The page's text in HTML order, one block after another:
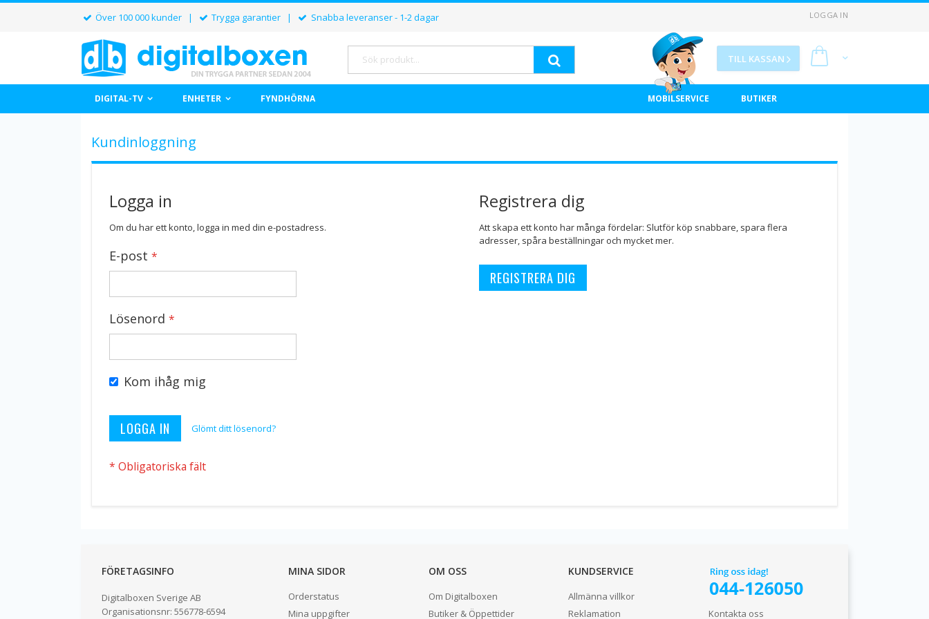
Över 100 000 kunder | Trygga garantier | Snabba leveranser - 1-2 dagarHoppa
innehållet
LOGGA IN
Min kundvagn
TILL KASSAN
DIGITAL-TV ENHETER FYNDHÖRNA MOBILSERVICE BUTIKER
Kundinloggning
Logga in
Om du har ett konto, logga in med din e-postadress.
E-post
Lösenord
Kom ihåg mig
LOGGA IN Glömt ditt lösenord?
Registrera dig
Att skapa ett konto har många fördelar: Slutför köp snabbare, spara flera
adresser, spåra beställningar och mycket mer.
REGISTRERA DIG
FÖRETAGSINFO
Digitalboxen Sverige AB
Organisationsnr: 556778-6594
MINA SIDOR
Orderstatus
Mina uppgifter
OM OSS
Om Digitalboxen
Butiker & Öppettider
KUNDSERVICE
Allmänna villkor
Reklamation
Kontakta oss